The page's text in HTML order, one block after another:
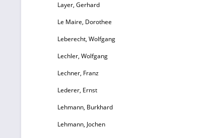
Layer, Gerhard
Le Maire, Dorothee
Leberecht, Wolfgang
Lechler, Wolfgang
Lechner, Franz
Lederer, Ernst
Lehmann, Burkhard
Lehmann, Jochen